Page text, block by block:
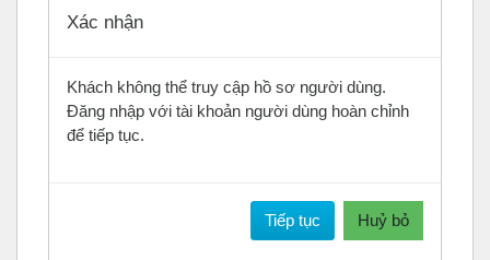
Xác nhận
Khách không thể truy cập hồ sơ người dùng.
Đăng nhập với tài khoản người dùng hoàn chỉnh
để tiếp tục.
Tiếp tục Huỷ bỏ